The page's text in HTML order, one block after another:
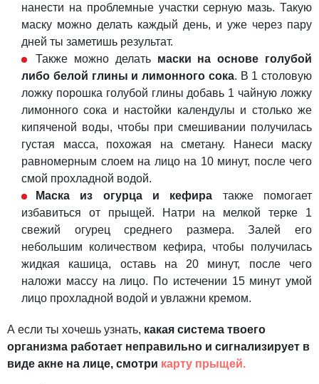
нанести на проблемные участки серную мазь. Такую
маску можно делать каждый день, и уже через пару
дней ты заметишь результат.
Также можно делать маски на основе голубой
либо белой глины и лимонного сока. В 1 столовую
ложку порошка голубой глины добавь 1 чайную ложку
лимонного сока и настойки календулы и столько же
кипяченой воды, чтобы при смешивании получилась
густая масса, похожая на сметану. Нанеси маску
равномерным слоем на лицо на 10 минут, после чего
смой прохладной водой.
Маска из огурца и кефира также помогает
избавиться от прыщей. Натри на мелкой терке 1
свежий огурец среднего размера. Залей его
небольшим количеством кефира, чтобы получилась
жидкая кашица, оставь на 20 минут, после чего
наложи массу на лицо. По истечении 15 минут умой
лицо прохладной водой и увлажни кремом.
А если ты хочешь узнать, какая система твоего
организма работает неправильно и сигнализирует в
виде акне на лице, смотри карту прыщей.